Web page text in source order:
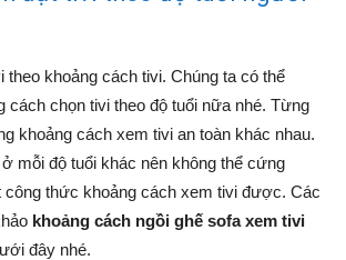
theo khoảng cách tivi. Chúng ta có thể
cách chọn tivi theo độ tuổi nữa nhé. Từng
khoảng cách xem tivi an toàn khác nhau.
mỗi độ tuổi khác nên không thể cứng
công thức khoảng cách xem tivi được. Các
khoảng cách ngồi ghế sofa xem tivi
đây nhé.